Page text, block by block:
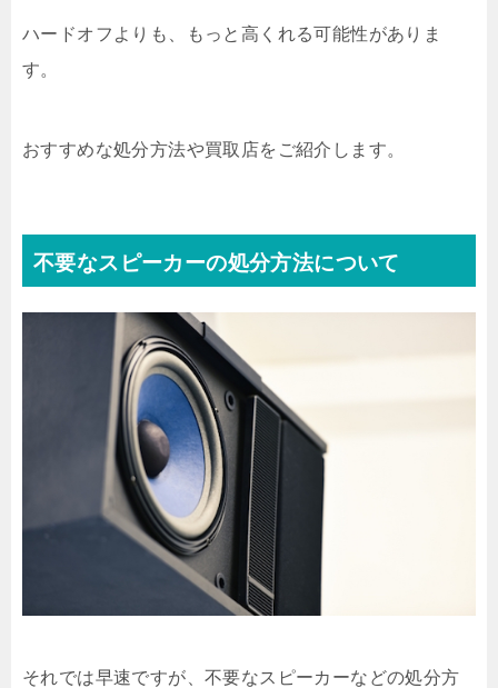
ハードオフよりも、もっと高くれる可能性がありま
す。
おすすめな処分方法や買取店をご紹介します。
不要なスピーカーの処分方法について
それでは早速ですが、不要なスピーカーなどの処分方